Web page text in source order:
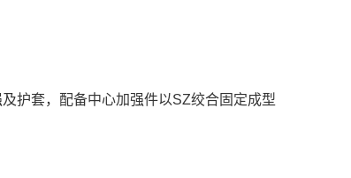
护套，配备中心加强件以SZ绞合固定成型